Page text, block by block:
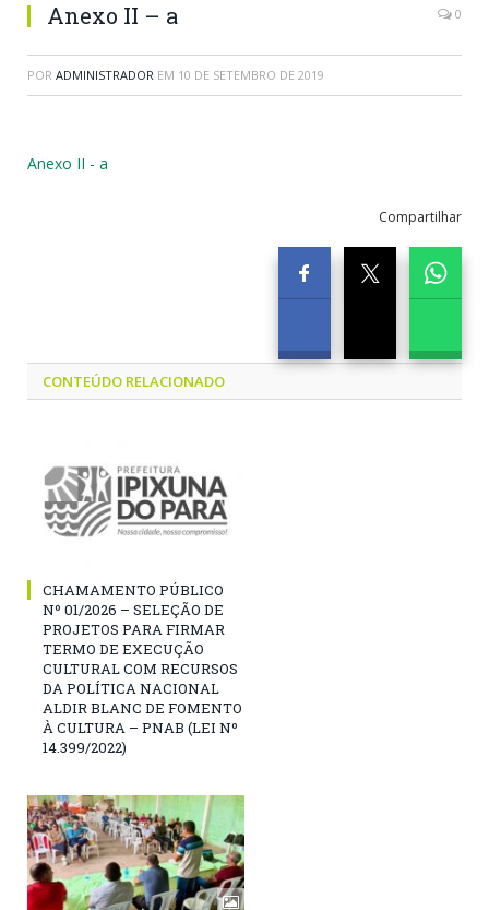
Anexo II – a 0
POR ADMINISTRADOR EM 10 DE SETEMBRO DE 2019
Anexo II - a
Compartilhar
CONTEÚDO RELACIONADO
CHAMAMENTO PÚBLICO
Nº 01/2026 – SELEÇÃO DE
PROJETOS PARA FIRMAR
TERMO DE EXECUÇÃO
CULTURAL COM RECURSOS
DA POLÍTICA NACIONAL
ALDIR BLANC DE FOMENTO
À CULTURA – PNAB (LEI Nº
14.399/2022)